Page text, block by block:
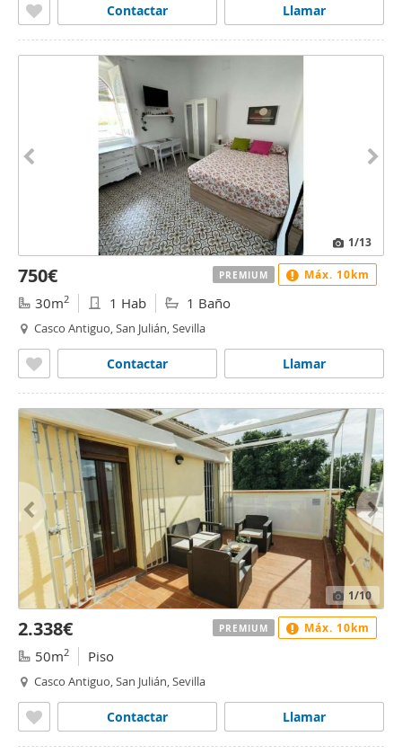
Llamar
Contactar
1/13
750€
30m2 1 Hab 1 Baño
Casco Antiguo, San Julián, Sevilla
Llamar
Contactar
PREMIUM Máx. 10km
1/10
2.338€
50m2 Piso
Casco Antiguo, San Julián, Sevilla
Llamar
Contactar
PREMIUM Máx. 10km